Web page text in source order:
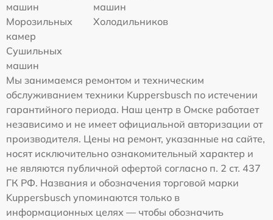
машин
машин
Морозильных
камер
Холодильников
Сушильных
машин
Мы занимаемся ремонтом и техническим
обслуживанием техники Kuppersbusch по истечении
гарантийного периода. Наш центр в Омске работает
независимо и не имеет официальной авторизации от
производителя. Цены на ремонт, указанные на сайте,
носят исключительно ознакомительный характер и
не являются публичной офертой согласно п. 2 ст. 437
ГК РФ. Названия и обозначения торговой марки
Kuppersbusch упоминаются только в
информационных целях — чтобы обозначить